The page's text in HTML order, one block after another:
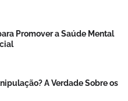
Promover a Saúde Mental
A Verdade Sobre os